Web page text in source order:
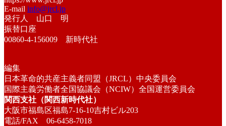
E-mail info@jrcl.jp
発行人 山口 明
振替口座
00860-4-156009 新時代社
編集
日本革命的共産主義者同盟（JRCL）中央委員会
国際主義労働者全国協議会（NCIW）全国運営委員会
関西支社（関西新時代社）
大阪市福島区福島7-16-10吉村ビル203
電話/FAX 06-6458-7018